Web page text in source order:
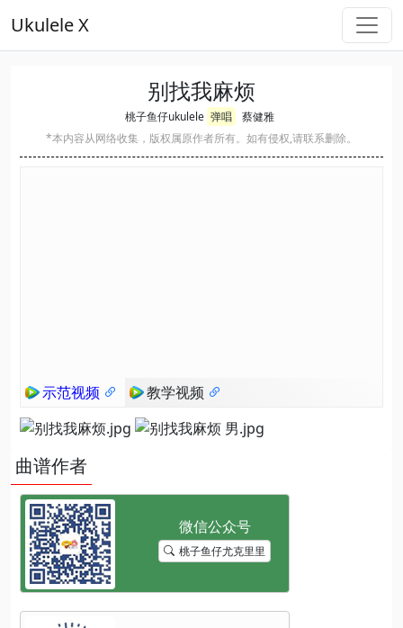
Ukulele X
别找我麻烦
桃子鱼仔ukulele 弹唱
蔡健雅
*本内容从网络收集，版权属原作者所有。如有侵权,请联系删除。
示范视频 教学视频
曲谱作者
桃子鱼仔尤克里里